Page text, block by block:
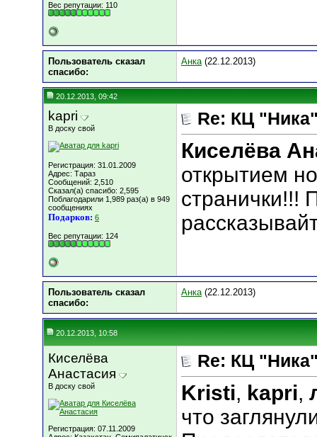
Вес репутации: 110
Пользователь сказал
cпасибо:
Анка(22.12.2013)
20.12.2013, 09:42
kapri
В доску свой
Регистрация: 31.01.2009
Адрес: Тараз
Сообщений: 2,510
Сказал(а) спасибо: 2,595
Поблагодарили 1,989 раз(а) в 949
сообщениях
Подарков: 6
Вес репутации: 124
Re: КЦ
Киселёва
открытием
странички!!!
Пользователь сказал
cпасибо:
Анка(22.12.2013)
20.12.2013, 10:58
Киселёва
Анастасия
В доску свой
Регистрация: 07.11.2009
Re: КЦ
Kristi, kapri,
что